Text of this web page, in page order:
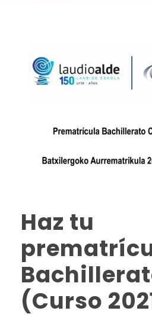
Haz tu
(Curso